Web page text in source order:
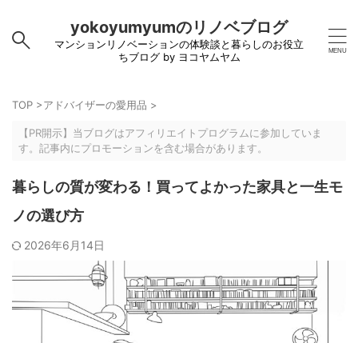
yokoyumyumのリノベブログ
マンションリノベーションの体験談と暮らしのお役立
ちブログ by ヨコヤムヤム
TOP >アドバイザーの愛用品 >
【PR開示】当ブログはアフィリエイトプログラムに参加していま
す。記事内にプロモーションを含む場合があります。
暮らしの質が変わる！買ってよかった家具と一生モ
ノの選び方
2026年6月14日